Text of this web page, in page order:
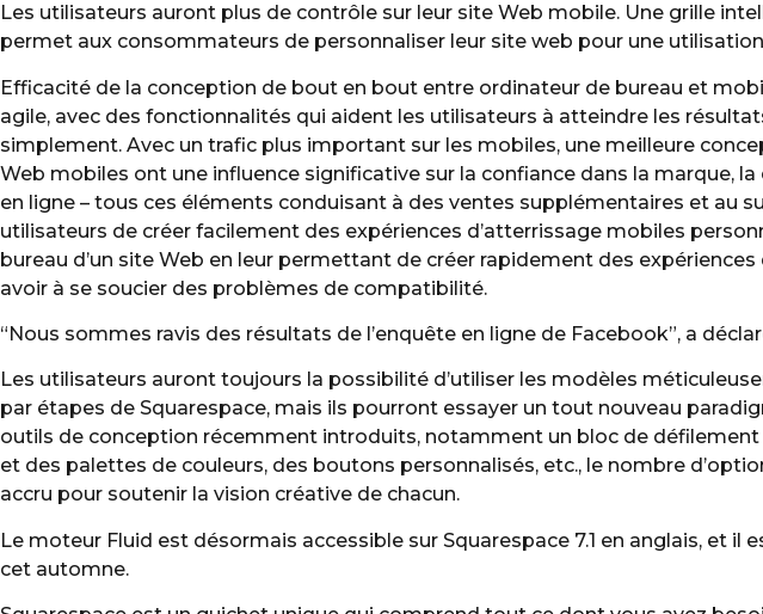
Les utilisateurs auront plus de contrôle sur leur site Web mobile. Une grille
permet aux consommateurs de personnaliser leur site web pour une
Efficacité de la conception de bout en bout entre ordinateur de bureau et
agile, avec des fonctionnalités qui aident les utilisateurs à atteindre les
simplement. Avec un trafic plus important sur les mobiles, une meilleure
Web mobiles ont une influence significative sur la confiance dans la marque,
en ligne – tous ces éléments conduisant à des ventes supplémentaires et au
utilisateurs de créer facilement des expériences d’atterrissage mobiles
bureau d’un site Web en leur permettant de créer rapidement des
avoir à se soucier des problèmes de compatibilité.
“Nous sommes ravis des résultats de l’enquête en ligne de Facebook”, a
Les utilisateurs auront toujours la possibilité d’utiliser les modèles
par étapes de Squarespace, mais ils pourront essayer un tout nouveau
outils de conception récemment introduits, notamment un bloc de
et des palettes de couleurs, des boutons personnalisés, etc., le nombre
accru pour soutenir la vision créative de chacun.
Le moteur Fluid est désormais accessible sur Squarespace 7.1 en anglais, et il
cet automne.